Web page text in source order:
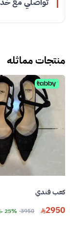
منتجات مماثله
كعب فندي
2950
3950 25% خصم